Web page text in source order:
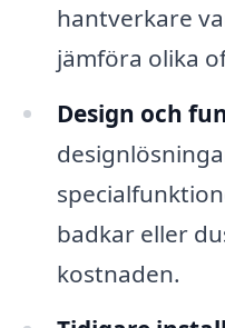
hantverkare
jämföra olika
Design och
badkar eller
kostnaden.